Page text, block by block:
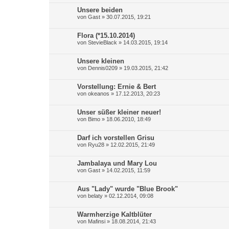
Unsere beiden
von Gast » 30.07.2015, 19:21
Flora (*15.10.2014)
von StevieBlack » 14.03.2015, 19:14
Unsere kleinen
von Dennis0209 » 19.03.2015, 21:42
Vorstellung: Ernie & Bert
von okeanos » 17.12.2013, 20:23
Unser süßer kleiner neuer!
von Bimo » 18.06.2010, 18:49
Darf ich vorstellen Grisu
von Ryu28 » 12.02.2015, 21:49
Jambalaya und Mary Lou
von Gast » 14.02.2015, 11:59
Aus "Lady" wurde "Blue Brook"
von belaty » 02.12.2014, 09:08
Warmherzige Kaltblüter
von Mafinsi » 18.08.2014, 21:43